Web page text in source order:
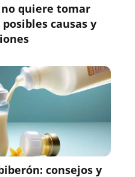
quiere tomar
causas y
consejos y